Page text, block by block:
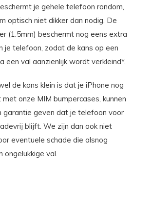
je gehele telefoon rondom,
optisch niet dikker dan nodig. De
(1.5mm) beschermt nog eens extra
je telefoon, zodat de kans op een
een val aanzienlijk wordt verkleind*.
de kans klein is dat je iPhone nog
onze MIM bumpercases, kunnen
garantie geven dat je telefoon voor
blijft. We zijn dan ook niet
eventuele schade die alsnog
val.